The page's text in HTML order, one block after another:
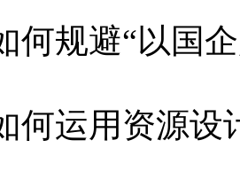
规避“以国企
运用资源设